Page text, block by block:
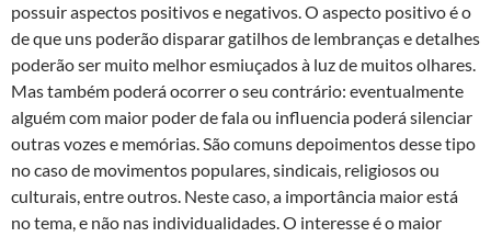
possuir aspectos positivos e negativos. O aspecto positivo é o
de que uns poderão disparar gatilhos de lembranças e detalhes
poderão ser muito melhor esmiuçados à luz de muitos olhares.
Mas também poderá ocorrer o seu contrário: eventualmente
alguém com maior poder de fala ou influencia poderá silenciar
outras vozes e memórias. São comuns depoimentos desse tipo
no caso de movimentos populares, sindicais, religiosos ou
culturais, entre outros. Neste caso, a importância maior está
no tema, e não nas individualidades. O interesse é o maior